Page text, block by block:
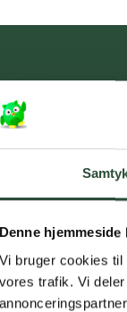
Denne
Vi bruger cookies
vores trafik. Vi